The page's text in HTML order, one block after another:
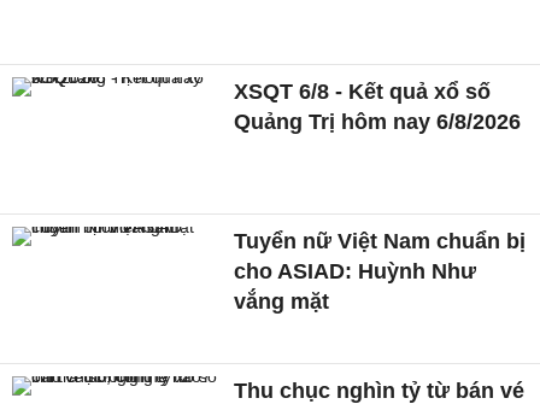
XSQT 6/8 - Kết quả xổ số
Quảng Trị hôm nay 6/8/2026
Tuyển nữ Việt Nam chuẩn bị
cho ASIAD: Huỳnh Như
vắng mặt
Thu chục nghìn tỷ từ bán vé